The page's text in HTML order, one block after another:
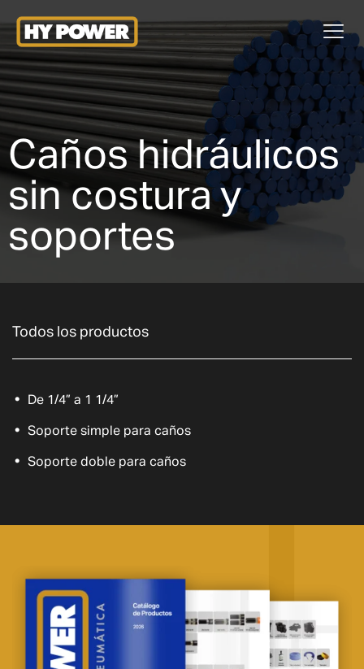
Caños hidráulicos
sin costura y
soportes
Todos los productos
De 1/4” a 1 1/4”
Soporte simple para caños
Soporte doble para caños